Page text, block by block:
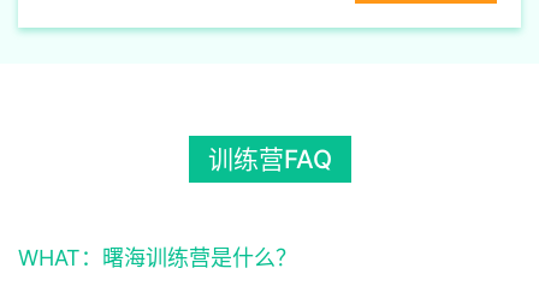
训练营FAQ
WHAT：曙海训练营是什么？